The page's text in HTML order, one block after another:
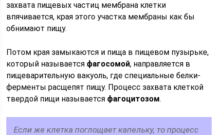
захвата пищевых частиц мембрана клетки
впячивается, края этого участка мембраны как бы
обнимают пищу.
Потом края замыкаются и пища в пищевом пузырьке,
который называется фагосомой, направляется в
пищеварительную вакуоль, где специальные белки-
ферменты расщепят пищу. Процесс захвата клеткой
твердой пищи называется фагоцитозом.
Если же клетка поглощает капельку, то процесс